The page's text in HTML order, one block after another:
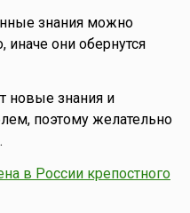
знания можно
иначе они обернутся
новые знания и
поэтому желательно
в России крепостного